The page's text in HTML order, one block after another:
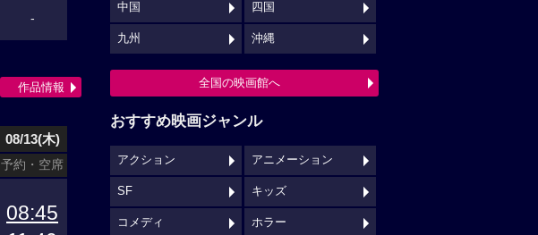
-
08/13(木)
予約・空席
08:45
作品情報
中国 四国
九州 沖縄
全国の映画館へ
おすすめ映画ジャンル
アクション アニメーション
SF キッズ
コメディ ホラー